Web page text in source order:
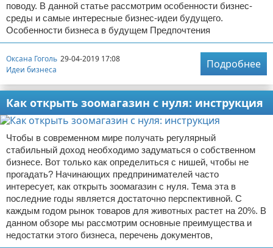
поводу. В данной статье рассмотрим особенности бизнес-
среды и самые интересные бизнес-идеи будущего.
Особенности бизнеса в будущем Предпочтения
Оксана Гоголь 29-04-2019 17:08
Идеи бизнеса
Подробнее
Как открыть зоомагазин с нуля: инструкция
Чтобы в современном мире получать регулярный
стабильный доход необходимо задуматься о собственном
бизнесе. Вот только как определиться с нишей, чтобы не
прогадать? Начинающих предпринимателей часто
интересует, как открыть зоомагазин с нуля. Тема эта в
последние годы является достаточно перспективной. С
каждым годом рынок товаров для животных растет на 20%. В
данном обзоре мы рассмотрим основные преимущества и
недостатки этого бизнеса, перечень документов,